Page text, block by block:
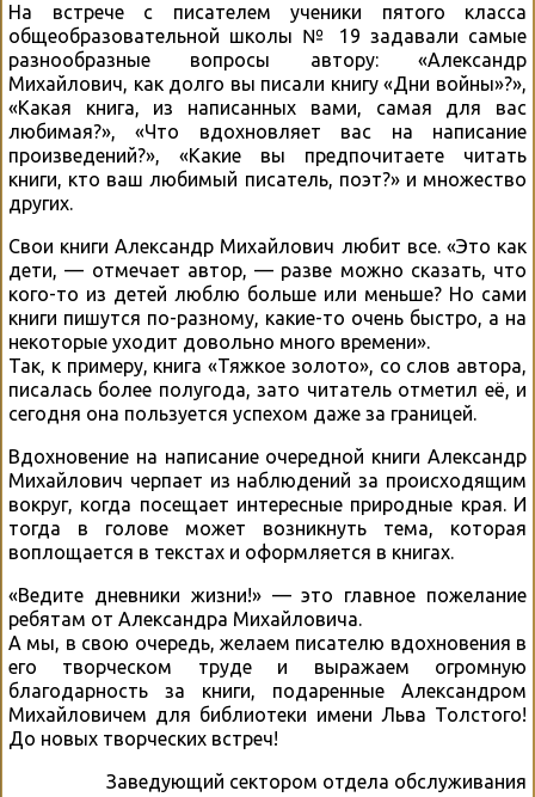
На встрече с писателем ученики пятого класса
общеобразовательной школы № 19 задавали самые
разнообразные вопросы автору: «Александр
Михайлович, как долго вы писали книгу «Дни войны»?»,
«Какая книга, из написанных вами, самая для вас
любимая?», «Что вдохновляет вас на написание
произведений?», «Какие вы предпочитаете читать
книги, кто ваш любимый писатель, поэт?» и множество
других.
Свои книги Александр Михайлович любит все. «Это как
дети, — отмечает автор, — разве можно сказать, что
кого-то из детей люблю больше или меньше? Но сами
книги пишутся по-разному, какие-то очень быстро, а на
некоторые уходит довольно много времени».
Так, к примеру, книга «Тяжкое золото», со слов автора,
писалась более полугода, зато читатель отметил её, и
сегодня она пользуется успехом даже за границей.
Вдохновение на написание очередной книги Александр
Михайлович черпает из наблюдений за происходящим
вокруг, когда посещает интересные природные края. И
тогда в голове может возникнуть тема, которая
воплощается в текстах и оформляется в книгах.
«Ведите дневники жизни!» — это главное пожелание
ребятам от Александра Михайловича.
А мы, в свою очередь, желаем писателю вдохновения в
его творческом труде и выражаем огромную
благодарность за книги, подаренные Александром
Михайловичем для библиотеки имени Льва Толстого!
До новых творческих встреч!
Заведующий сектором отдела обслуживания